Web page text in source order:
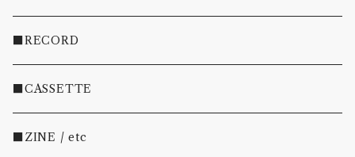
・INDIE
・EMO/PUNK/POST HC
・SHOEGAZE/DREAMPOP/POST ROCK
■RECORD
■CASSETTE
■ZINE / etc